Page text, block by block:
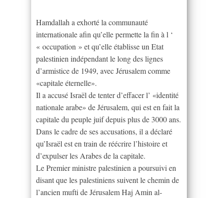
Hamdallah a exhorté la communauté
internationale afin qu’elle permette la fin à l ‘
« occupation » et qu’elle établisse un Etat
palestinien indépendant le long des lignes
d’armistice de 1949, avec Jérusalem comme
«capitale éternelle».
Il a accusé Israël de tenter d’effacer l’ «identité
nationale arabe» de Jérusalem, qui est en fait la
capitale du peuple juif depuis plus de 3000 ans.
Dans le cadre de ses accusations, il a déclaré
qu’Israël est en train de réécrire l’histoire et
d’expulser les Arabes de la capitale.
Le Premier ministre palestinien a poursuivi en
disant que les palestiniens suivent le chemin de
l’ancien mufti de Jérusalem Haj Amin al-